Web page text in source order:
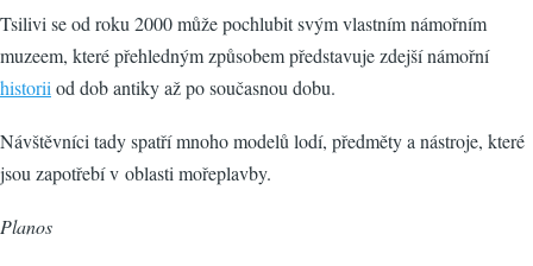
Tsilivi se od roku 2000 může pochlubit svým vlastním námořním
muzeem, které přehledným způsobem představuje zdejší námořní
historii od dob antiky až po současnou dobu.
Návštěvníci tady spatří mnoho modelů lodí, předměty a nástroje, které
jsou zapotřebí v oblasti mořeplavby.
Planos